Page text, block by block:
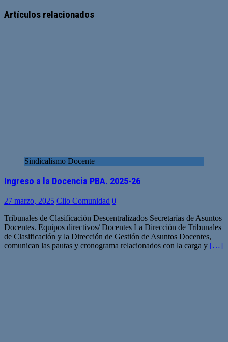
web
Artículos relacionados
Sindicalismo Docente
Ingreso a la Docencia PBA. 2025-26
27 marzo, 2025 Clio Comunidad 0
Tribunales de Clasificación Descentralizados Secretarías de Asuntos
Docentes. Equipos directivos/ Docentes La Dirección de Tribunales
de Clasificación y la Dirección de Gestión de Asuntos Docentes,
comunican las pautas y cronograma relacionados con la carga y […]